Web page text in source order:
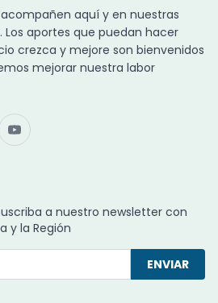
aquí y en nuestras
Los aportes que puedan hacer
crezca y mejore son bienvenidos
mejorar nuestra labor
a nuestro newsletter con
y la Región
ENVIAR